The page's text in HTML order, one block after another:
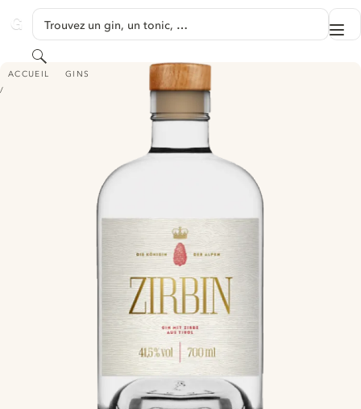
GINVENTORY
Trouvez un gin, un tonic, …
Rechercher
ACCUEIL GINS
ZIRBIN DRY GIN